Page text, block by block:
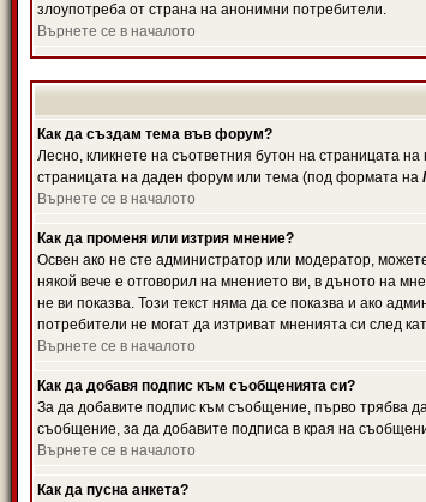
злоупотреба от страна на анонимни потребители.
Върнете се в началото
Как да създам тема във форум?
Лесно, кликнете на съответния бутон на страницата
страницата на даден форум или тема (под формата на
Върнете се в началото
Как да променя или изтрия мнение?
Освен ако не сте администратор или модератор,
някой вече е отговорил на мнението ви, в дъното на
не ви показва. Този текст няма да се показва и ако
потребители не могат да изтриват мненията си след
Върнете се в началото
Как да добавя подпис към съобщенията си?
За да добавите подпис към съобщение, първо трябва
съобщение, за да добавите подписа в края на
Върнете се в началото
Как да пусна анкета?